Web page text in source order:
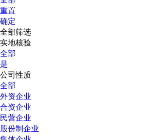
重置
确定
全部筛选
实地核验
全部
是
公司性质
全部
外资企业
合资企业
民营企业
股份制企业